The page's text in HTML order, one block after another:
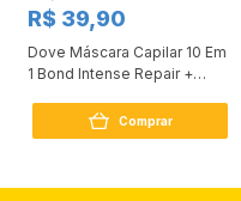
R$ 39,90
Dove Máscara Capilar 10 Em
1 Bond Intense Repair +
Comprar